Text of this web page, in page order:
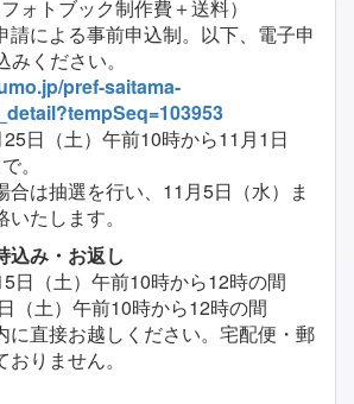
ォトブック制作費＋送料）
請による事前申込制。以下、電子申
ください。
pref-saitama-
日（土）午前10時から11月1日
。
は抽選を行い、11月5日（水）ま
たします。
込み・お返し
日（土）午前10時から12時の間
（土）午前10時から12時の間
に直接お越しください。宅配便・郵
りません。